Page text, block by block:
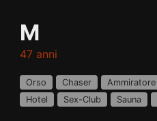
M
47 anni
Orso Chaser Ammiratore
Hotel
Sex-Club Sauna